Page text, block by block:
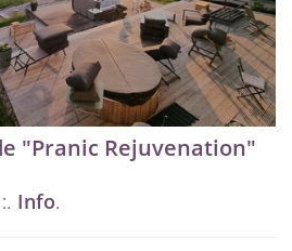
"Pranic Rejuvenation"
Info.